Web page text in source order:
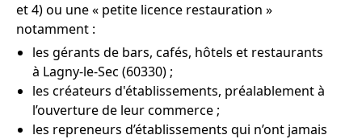
et 4) ou une « petite licence restauration »
notamment :
les gérants de bars, cafés, hôtels et restaurants
à Lagny-le-Sec (60330) ;
les créateurs d'établissements, préalablement à
l’ouverture de leur commerce ;
les repreneurs d’établissements qui n’ont jamais